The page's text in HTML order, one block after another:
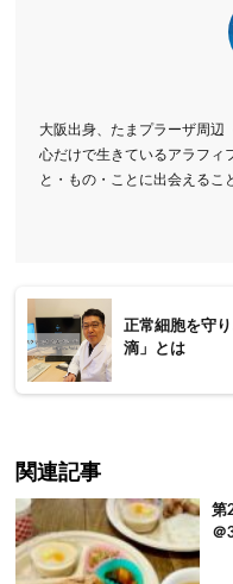
大阪出身、たまプラーザ周辺
心だけで生きているアラフィ
と・もの・ことに出会えるこ
正常細胞を守
滴」とは
関連記事
第
＠